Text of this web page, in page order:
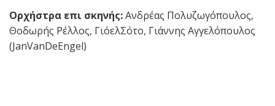
Ορχήστρα επι σκηνής:Ανδρέας Πολυζωγόπουλος,
Θοδωρής Ρέλλος, ΓιόελΣότο, Γιάννης Αγγελόπουλος
(JanVanDeEngel)